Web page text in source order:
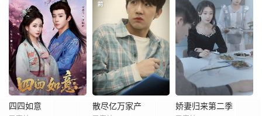
四四如意 散尽亿万家产 娇妻归来第二季